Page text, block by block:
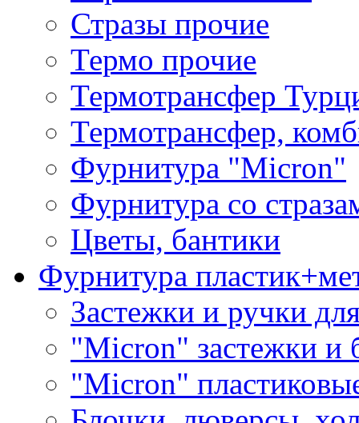
Стразы прочие
Термо прочие
Термотрансфер
Термотрансфер,
Фурнитура "Micron"
Фурнитура со
Цветы, бантики
Фурнитура
Застежки и ручки
"Micron" застежки и
"Micron"